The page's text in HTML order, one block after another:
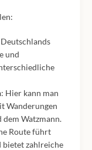
und
: Hier kann man
Wanderungen
dem Watzmann.
Route führt
bietet zahlreiche